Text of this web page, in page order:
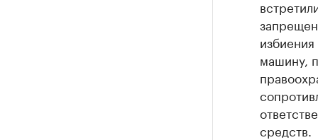
машину,
средств.